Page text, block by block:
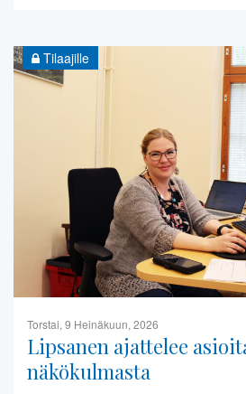
Tilaajille
Torstai, 9 Heinäkuun, 2026
Lipsanen ajattelee
näkökulmasta